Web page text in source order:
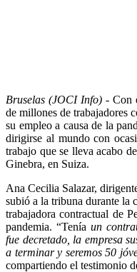
Bruselas (JOCI Info)- Con
de millones de trabajadores
su empleo a causa de la
dirigirse al mundo con
trabajo que se lleva acabo
Ginebra, en Suiza.
Ana Cecilia Salazar,
subió a la tribuna durante la
trabajadora contractual de
pandemia. “Tenía un
fue decretado, la empresa
a terminar y seremos 50
compartiendo el testimonio